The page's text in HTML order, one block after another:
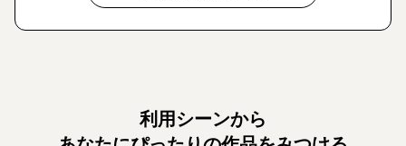
利用シーンから